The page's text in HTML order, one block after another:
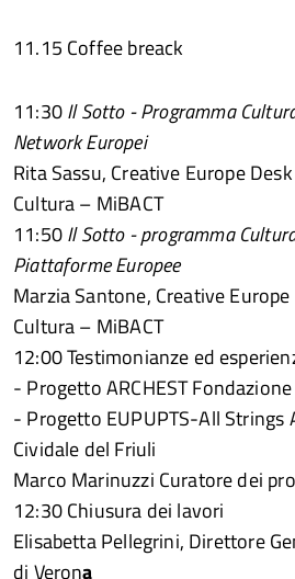
11.15 Coffee breack
11:30Il Sotto - Programma
Network Europei
Rita Sassu, Creative Europe
Cultura – MiBACT
11:50Il Sotto - programma
Piattaforme Europee
Marzia Santone, Creative
Cultura – MiBACT
12:00 Testimonianze ed
- Progetto ARCHEST
- Progetto EUPUPTS-All Strings
Cividale del Friuli
Marco Marinuzzi Curatore dei
12:30 Chiusura dei lavori
Elisabetta Pellegrini, Direttore
di Verona